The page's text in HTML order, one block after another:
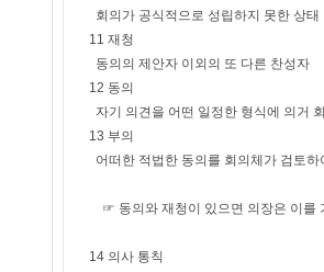
회의가 공식적으로 성립하지 못한 상태
11 재청
동의의 제안자 이외의 또 다른 찬성자
12 동의
자기 의견을 어떤 일정한 형식에 의거
13 부의
어떠한 적법한 동의를 회의체가 검토
☞ 동의와 재청이 있으면 의장은 이를
14 의사 통칙